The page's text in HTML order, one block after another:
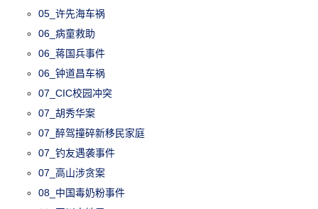
05_许先海车祸
06_病童救助
06_蒋国兵事件
06_钟道昌车祸
07_CIC校园冲突
07_胡秀华案
07_醉驾撞碎新移民家庭
07_钓友遇袭事件
07_高山涉贪案
08_中国毒奶粉事件